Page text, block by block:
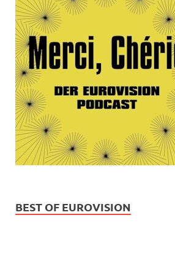
BEST OF EUROVISION